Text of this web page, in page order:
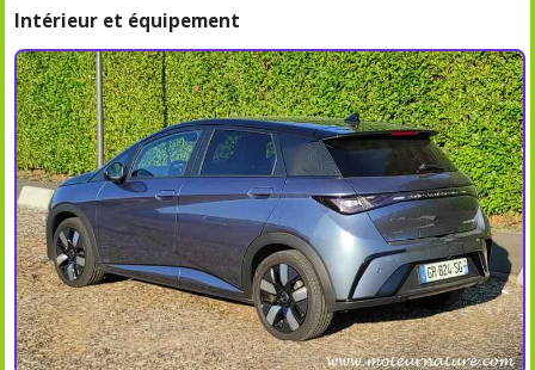
Intérieur et équipement